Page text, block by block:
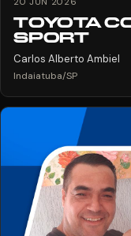
TOYOTA
SPORT
Carlos Alberto Ambiel
Indaiatuba/SP